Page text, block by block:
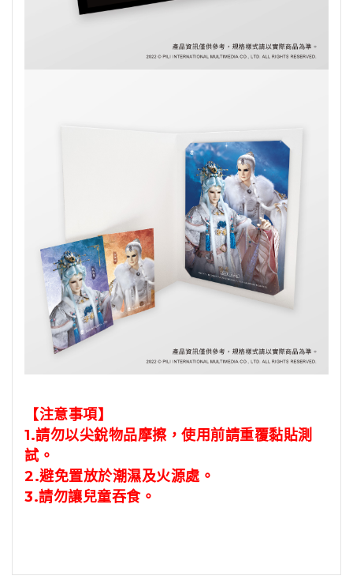
【注意事項】
1.請勿以尖銳物品摩擦， 使用前請重覆黏貼測
試。
2.避免置放於潮濕及火源處。
3.請勿讓兒童吞食。